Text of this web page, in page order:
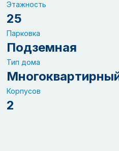
Этажность
25
Парковка
Подземная
Тип дома
Корпусов
2